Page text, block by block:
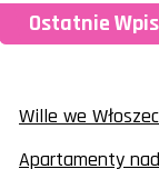
Ostatnie
Wille we
Apartamenty